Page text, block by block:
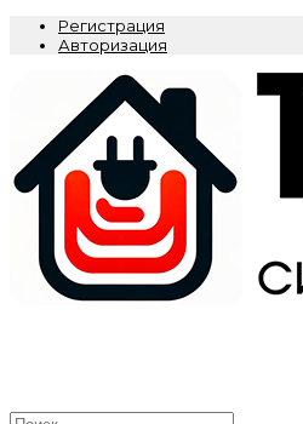
Регистрация
Авторизация